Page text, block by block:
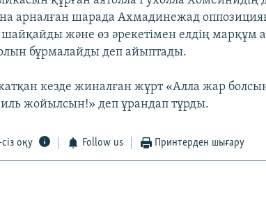
арналған шарада Ахмадинежад
және өз әрекетімен елдің марқұм
бұрмалайды деп айыптады.
кезде жиналған жұрт «Алла жар
жойылсын!» деп ұрандап тұрды.
оқу Follow us Принтерден шығару